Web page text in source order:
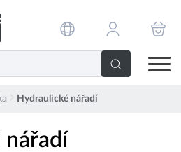
Hydraulické nářadí
nářadí